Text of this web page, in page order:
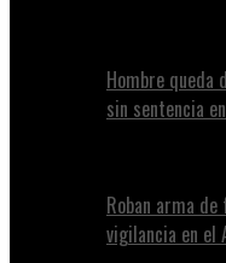
Hombre queda
sin sentencia
Roban arma
vigilancia en el